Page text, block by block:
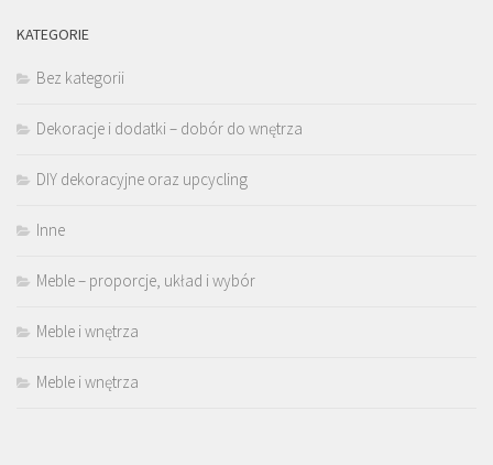
KATEGORIE
Bez kategorii
Dekoracje i dodatki – dobór do wnętrza
DIY dekoracyjne oraz upcycling
Inne
Meble – proporcje, układ i wybór
Meble i wnętrza
Meble i wnętrza